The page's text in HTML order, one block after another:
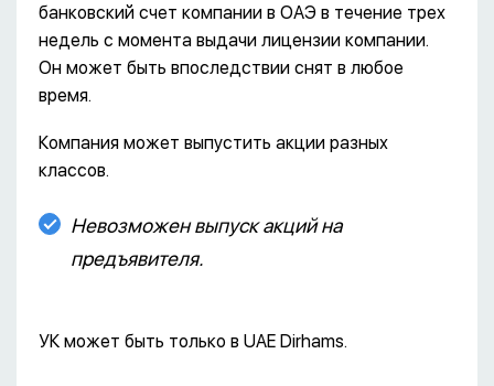
банковский счет компании в ОАЭ в течение трех
недель с момента выдачи лицензии компании.
Он может быть впоследствии снят в любое
время.
Компания может выпустить акции разных
классов.
Невозможен выпуск акций на
предъявителя.
УК может быть только в UAE Dirhams.